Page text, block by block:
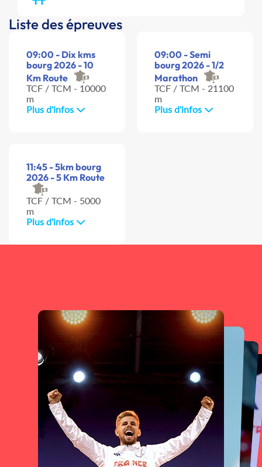
Liste des épreuves
09:00 - Dix kms
bourg 2026 - 10
Km Route
TCF / TCM - 10000
m
Plus d'infos
09:00 - Semi
bourg 2026 - 1/2
Marathon
TCF / TCM - 21100
m
Plus d'infos
11:45 - 5km bourg
2026 - 5 Km Route
TCF / TCM - 5000
m
Plus d'infos